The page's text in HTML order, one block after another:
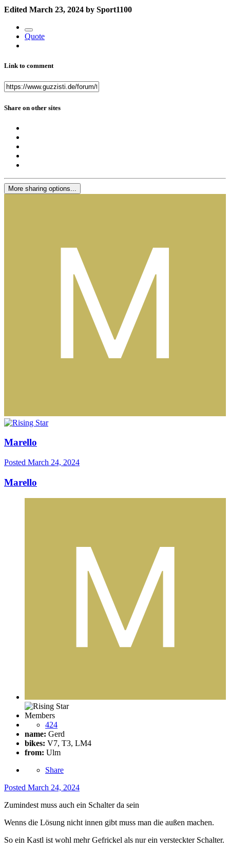
Edited March 23, 2024 by Sport1100
Quote
Link to comment
Share on other sites
More sharing options...
Marello
Posted March 24, 2024
Marello
Members
424
name: Gerd
bikes: V7, T3, LM4
from: Ulm
Share
Posted March 24, 2024
Zumindest muss auch ein Schalter da sein
Wenns die Lösung nicht innen gibt muss man die außen machen.
So ein Kastl ist wohl mehr Gefrickel als nur ein versteckter Schalter.